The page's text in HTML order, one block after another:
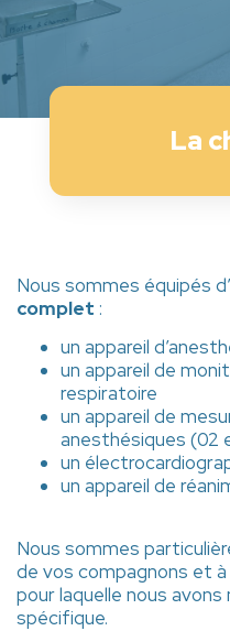
La
Nous sommes équipés d’
complet :
un appareil
un appareil de
respiratoire
un appareil de
anesthésiques (02
un
un appareil de
Nous sommes
de vos compagnons et
pour laquelle nous
spécifique.